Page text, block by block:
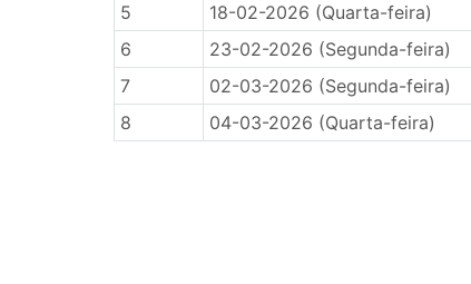
5
18-02-2026 (Quarta-feira)
6
23-02-2026 (Segunda-feira)
7
02-03-2026 (Segunda-feira)
8
04-03-2026 (Quarta-feira)